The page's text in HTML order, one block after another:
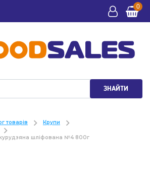
0
ЗНАЙТИ
товарів
Крупи
шліфована №4 800г